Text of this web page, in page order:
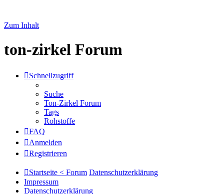
Zum Inhalt
ton-zirkel Forum
Schnellzugriff
Suche
Ton-Zirkel Forum
Tags
Rohstoffe
FAQ
Anmelden
Registrieren
Startseite < Forum Datenschutzerklärung
Impressum
Datenschutzerklärung